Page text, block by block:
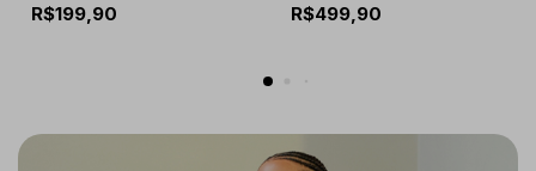
R$199,90 R$499,90